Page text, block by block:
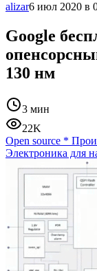
alizar6 июл 2020 в
Google
130 нм
3 мин
22K
Open source *
Электроника для